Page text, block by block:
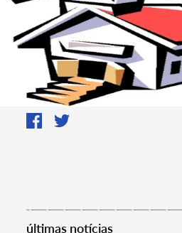
últimas notícias